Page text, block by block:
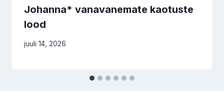
Johanna* vanavanemate kaotuste
lood
juuli 14, 2026